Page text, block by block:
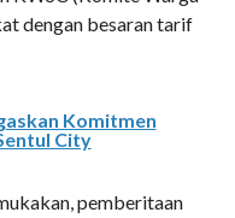
dengan besaran tarif
Komitmen
City
pemberitaan